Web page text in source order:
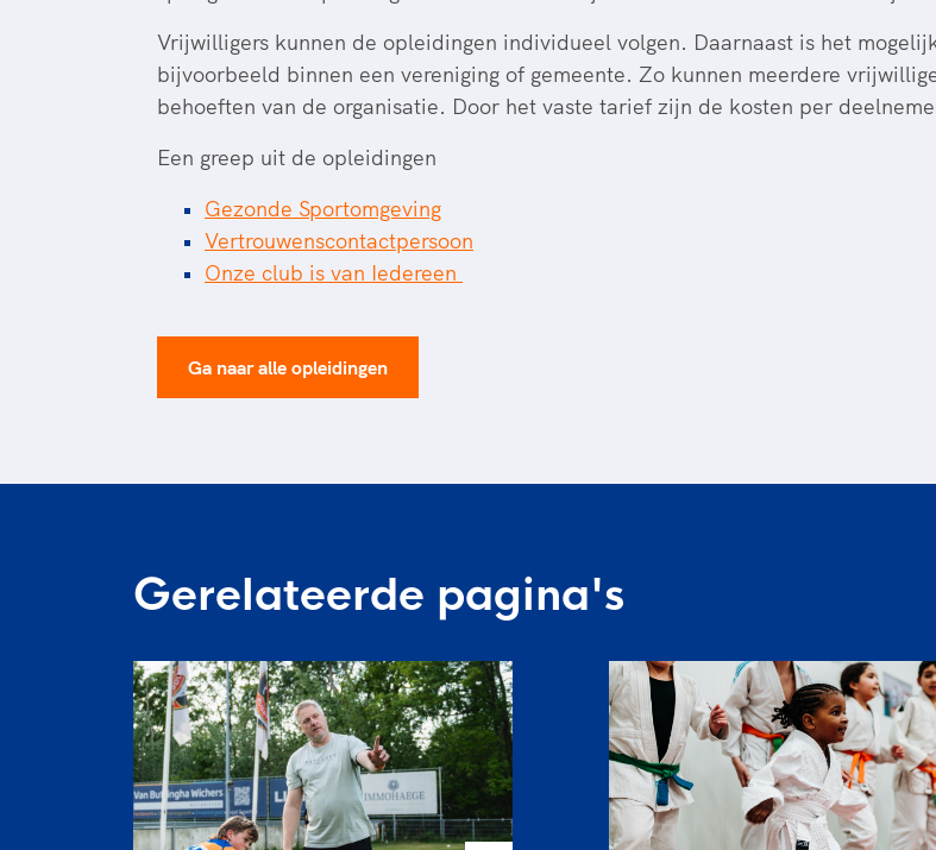
Vrijwilligers kunnen de opleidingen individueel volgen. Daarnaast is het
bijvoorbeeld binnen een vereniging of gemeente. Zo kunnen meerdere
behoeften van de organisatie. Door het vaste tarief zijn de kosten per
Een greep uit de opleidingen
Gezonde Sportomgeving
Vertrouwenscontactpersoon
Onze club is van Iedereen
Ga naar alle opleidingen
Gerelateerde pagina's